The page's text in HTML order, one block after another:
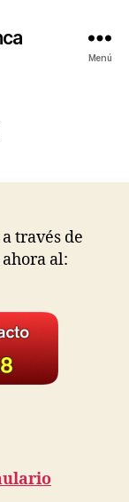
Menú
través de
al: